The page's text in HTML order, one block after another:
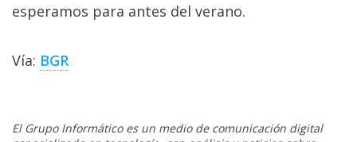
esperamos para antes del verano.
Vía: BGR
El Grupo Informático es un medio de comunicación digital